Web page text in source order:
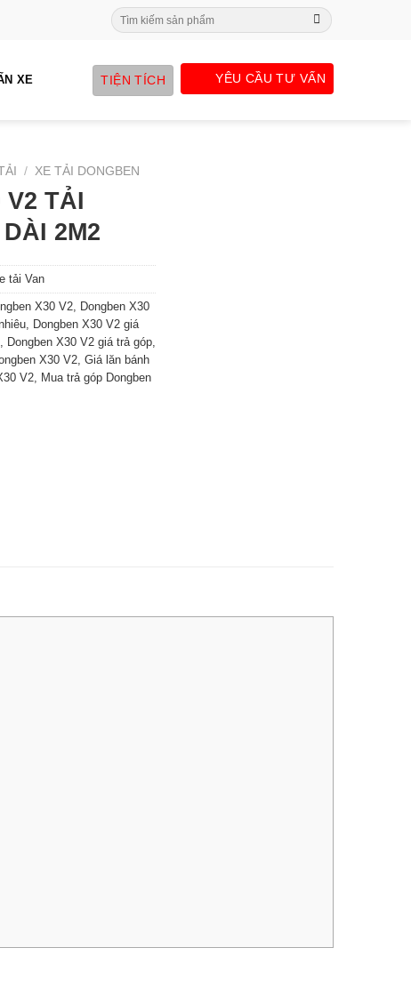
Search
for:
XE TIỆN TÍCH YÊU CẦU TƯ VẤN
/ XE TẢI DONGBEN
V2 TẢI
2M2
tải Van
X30 V2
Dongben X30
Dongben X30 V2 giá
Dongben X30 V2 giá trả góp
X30 V2 Giá lăn bánh
V2
Mua trả góp Dongben